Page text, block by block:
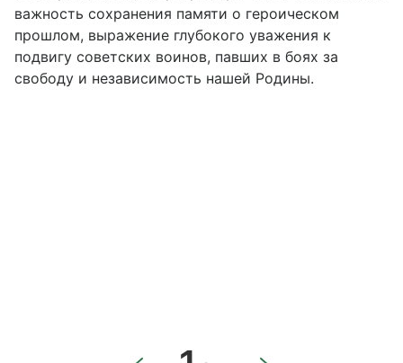
важность сохранения памяти о героическом
прошлом, выражение глубокого уважения к
подвигу советских воинов, павших в боях за
свободу и независимость нашей Родины.